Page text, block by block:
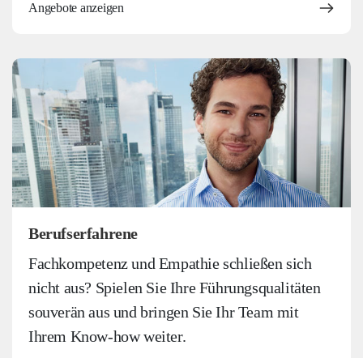
Angebote anzeigen
Berufserfahrene
Fachkompetenz und Empathie schließen sich
nicht aus? Spielen Sie Ihre Führungsqualitäten
souverän aus und bringen Sie Ihr Team mit
Ihrem Know-how weiter.